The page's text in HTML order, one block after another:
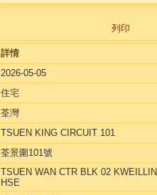
列印
詳情
2026-05-05
住宅
荃灣
TSUEN KING CIRCUIT 101
荃景圍101號
TSUEN WAN CTR BLK 02 KWEILLIN
HSE